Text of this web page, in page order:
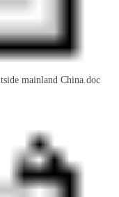
mainland China.doc